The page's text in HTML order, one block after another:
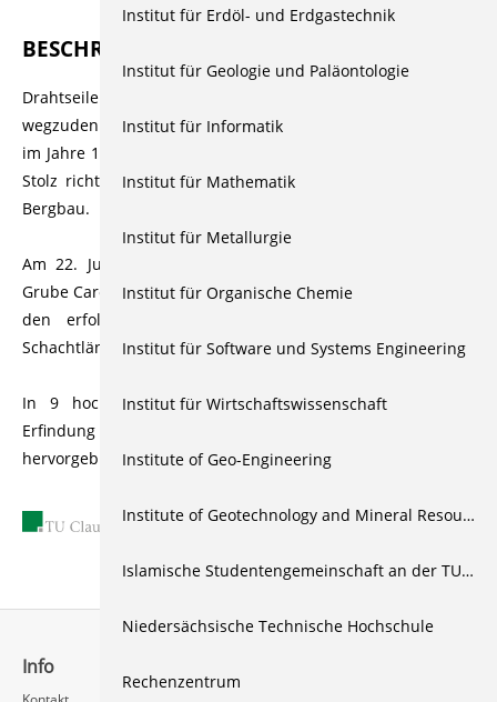
BESCHREIBUNG
Drahtseile sind aus dem heutigen Alltag nicht mehr
wegzudenken. Diesen Erfolg hätte sich Oberbergrat Albert
im Jahre 1834 wohl kaum träumen lassen. Sein berechtigter
Stolz richtete sich nur auf die Lösung eines Problems im
Bergbau.
Am 22. Juli 1834 meldeten die Verantwortlichen aus der
Grube Caroline stolz
den erfolgreichen Betrieb eines erstmalig in ganzer
Schachtlänge eingehängten Drahtseils.
In 9 hochkarätigen Fachvorträgen wird an die größte
Erfindung erinnert, die Menschen des Harzer Bergbaus je
hervorgebracht haben.
22.10.2009
Info
Institut für Erdöl- und Erdgastechnik
Institut für Geologie und Paläontologie
Institut für Informatik
Institut für Mathematik
Institut für Metallurgie
Institut für Organische Chemie
Institut für Software und Systems Engineering
Institut für Wirtschaftswissenschaft
Institute of Geo-Engineering
Institute of Geotechnology and Mineral Resources
Islamische Studentengemeinschaft an der TU Clausthal
Niedersächsische Technische Hochschule
Rechenzentrum